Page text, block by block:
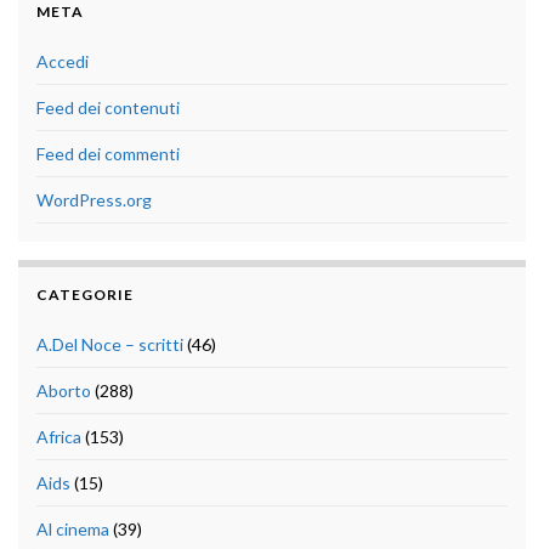
META
Accedi
Feed dei contenuti
Feed dei commenti
WordPress.org
CATEGORIE
A.Del Noce – scritti(46)
Aborto (288)
Africa (153)
Aids (15)
Al cinema (39)